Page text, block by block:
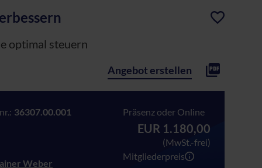
optimal steuern
Angebot erstellen
36307.00.001
Weber
Präsenz oder Online
EUR 1.180,00
(MwSt.-frei)
Mitgliederpreis